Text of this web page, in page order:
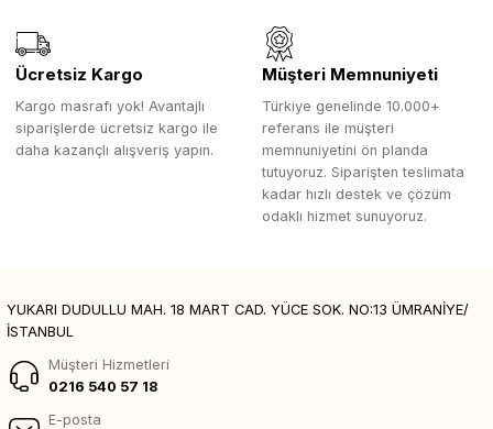
Ücretsiz Kargo
Kargo masrafı yok! Avantajlı
siparişlerde ücretsiz kargo ile
daha kazançlı alışveriş yapın.
Müşteri Memnuniyeti
Türkiye genelinde 10.000+
referans ile müşteri
memnuniyetini ön planda
tutuyoruz. Siparişten teslimata
kadar hızlı destek ve çözüm
odaklı hizmet sunuyoruz.
YUKARI DUDULLU MAH. 18 MART CAD. YÜCE SOK. NO:13 ÜMRANİYE/
İSTANBUL
Müşteri Hizmetleri
0216 540 57 18
E-posta